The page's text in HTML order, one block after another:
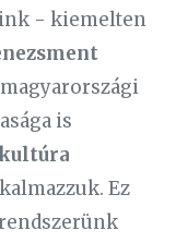
- kiemelten
is
Ez